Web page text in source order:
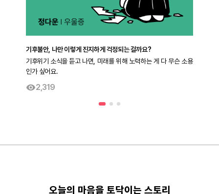
기후불안, 나만 이렇게 진지하게 걱정되는 걸까요?
기후위기 소식을 듣고 나면, 미래를 위해 노력하는 게 다 무슨 소용
인가 싶어요.
2,319
오늘의 마음을 토닥이는 스토리